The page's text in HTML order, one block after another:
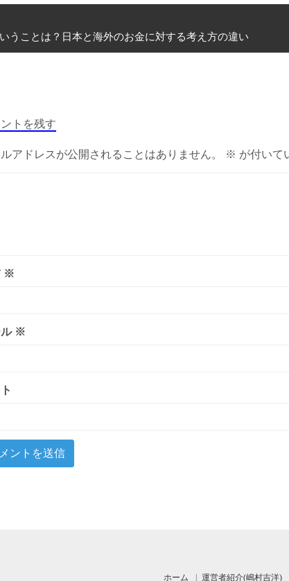
うことは？日本と海外のお金に対する考え方の違い
トを残す
ルアドレスが公開されることはありません。 ※ が付いて
※
※
ホーム 運営者紹介(嶋村吉洋)